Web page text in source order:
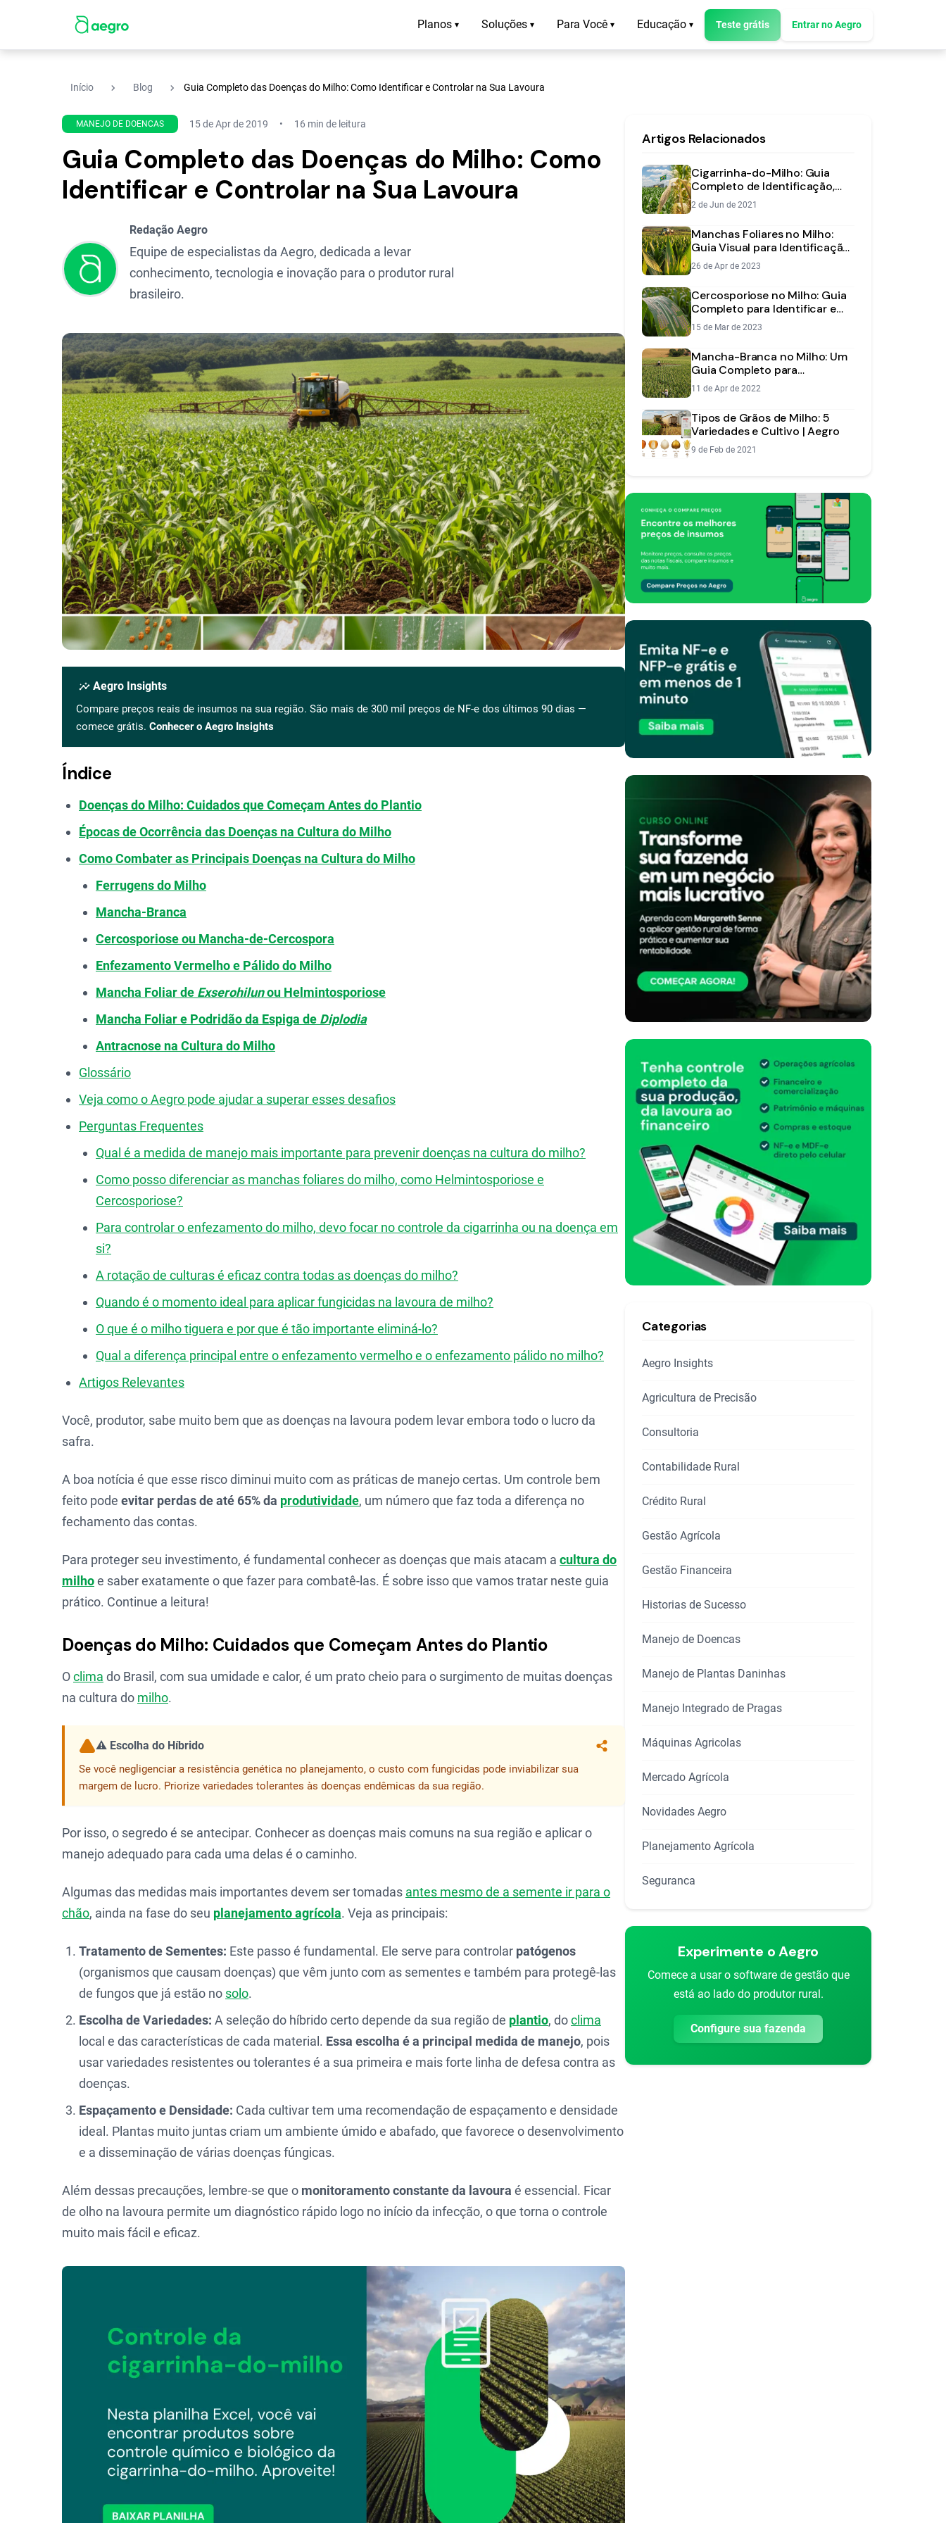
Planos ▾ Soluções ▾ Para Você ▾ Educação ▾ Teste grátis Entrar no Aegro
Início navigate_next Blog navigate_next Guia Completo das Doenças do Milho: Como Identificar e Controlar na Sua Lavoura
MANEJO DE DOENCAS 15 de Apr de 2019 16 min de leitura
Guia Completo das Doenças do Milho: Como
Identificar e Controlar na Sua Lavoura
Redação Aegro
Equipe de especialistas da Aegro, dedicada a levar
conhecimento, tecnologia e inovação para o produtor rural
brasileiro.
insights Aegro Insights
Compare preços reais de insumos na sua região. São mais de 300 mil preços de NF-e dos últimos 90 dias —
comece grátis. Conhecer o Aegro Insights
Índice
Doenças do Milho: Cuidados que Começam Antes do Plantio
Épocas de Ocorrência das Doenças na Cultura do Milho
Como Combater as Principais Doenças na Cultura do Milho
Ferrugens do Milho
Mancha-Branca
Cercosporiose ou Mancha-de-Cercospora
Enfezamento Vermelho e Pálido do Milho
Mancha Foliar de Exserohilunou Helmintosporiose
Mancha Foliar e Podridão da Espiga de Diplodia
Antracnose na Cultura do Milho
Glossário
Veja como o Aegro pode ajudar a superar esses desafios
Perguntas Frequentes
Qual é a medida de manejo mais importante para prevenir doenças na cultura do milho?
Como posso diferenciar as manchas foliares do milho, como Helmintosporiose e
Cercosporiose?
Para controlar o enfezamento do milho, devo focar no controle da cigarrinha ou na doença em
si?
A rotação de culturas é eficaz contra todas as doenças do milho?
Quando é o momento ideal para aplicar fungicidas na lavoura de milho?
O que é o milho tiguera e por que é tão importante eliminá-lo?
Qual a diferença principal entre o enfezamento vermelho e o enfezamento pálido no milho?
Artigos Relevantes
Você, produtor, sabe muito bem que as doenças na lavoura podem levar embora todo o lucro da
safra.
A boa notícia é que esse risco diminui muito com as práticas de manejo certas. Um controle bem
feito pode evitar perdas de até 65% da produtividade, um número que faz toda a diferença no
fechamento das contas.
Para proteger seu investimento, é fundamental conhecer as doenças que mais atacam a cultura do
milhoe saber exatamente o que fazer para combatê-las. É sobre isso que vamos tratar neste guia
prático. Continue a leitura!
Doenças do Milho: Cuidados que Começam Antes do Plantio
Oclima do Brasil, com sua umidade e calor, é um prato cheio para o surgimento de muitas doenças
na cultura do milho.
⚠️ Escolha do Híbrido
Compartilhar
Se você negligenciar a resistência genética no planejamento, o custo com fungicidas pode inviabilizar sua
margem de lucro. Priorize variedades tolerantes às doenças endêmicas da sua região.
Por isso, o segredo é se antecipar. Conhecer as doenças mais comuns na sua região e aplicar o
manejo adequado para cada uma delas é o caminho.
Algumas das medidas mais importantes devem ser tomadas antes mesmo de a semente ir para o
chão, ainda na fase do seu planejamento agrícola. Veja as principais:
Tratamento de Sementes: Este passo é fundamental. Ele serve para controlar patógenos
(organismos que causam doenças) que vêm junto com as sementes e também para protegê-las
de fungos que já estão no solo.
Escolha de Variedades: A seleção do híbrido certo depende da sua região de plantio, doclima
local e das características de cada material. Essa escolha é a principal medida de manejo, pois
usar variedades resistentes ou tolerantes é a sua primeira e mais forte linha de defesa contra as
doenças.
Espaçamento e Densidade: Cada cultivar tem uma recomendação de espaçamento e densidade
ideal. Plantas muito juntas criam um ambiente úmido e abafado, que favorece o desenvolvimento
e a disseminação de várias doenças fúngicas.
Além dessas precauções, lembre-se que o monitoramento constante da lavoura é essencial. Ficar
de olho na lavoura permite um diagnóstico rápido logo no início da infecção, o que torna o controle
muito mais fácil e eficaz.
Artigos Relacionados
Cigarrinha-do-Milho: Guia
Completo de Identificação,
Danos e Manejo Integrado
2 de Jun de 2021
Manchas Foliares no Milho:
Guia Visual para Identificação
e Manejo
26 de Apr de 2023
Cercosporiose no Milho: Guia
Completo para Identificar e
Controlar
15 de Mar de 2023
Mancha-Branca no Milho: Um
Guia Completo para
Identificar, Prevenir e
Controlar
11 de Apr de 2022
Tipos de Grãos de Milho: 5
Variedades e Cultivo | Aegro
9 de Feb de 2021
Categorias
Aegro Insights
Agricultura de Precisão
Consultoria
Contabilidade Rural
Crédito Rural
Gestão Agrícola
Gestão Financeira
Historias de Sucesso
Manejo de Doencas
Manejo de Plantas Daninhas
Manejo Integrado de Pragas
Máquinas Agricolas
Mercado Agrícola
Novidades Aegro
Planejamento Agrícola
Seguranca
Experimente o Aegro
Comece a usar o software de gestão que
está ao lado do produtor rural.
Configure sua fazenda